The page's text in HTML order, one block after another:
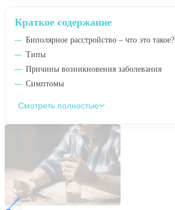
Краткое содержание
Биполярное расстройство – что это такое?
Типы
Причины возникновения заболевания
Симптомы
Смотреть полностью